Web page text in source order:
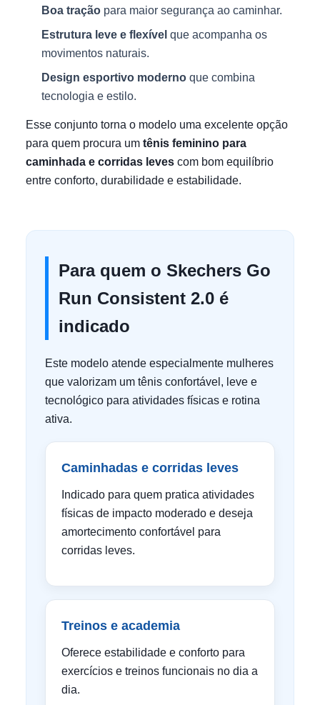
Boa tração para maior segurança ao caminhar.
Estrutura leve e flexível que acompanha os
movimentos naturais.
Design esportivo moderno que combina
tecnologia e estilo.
Esse conjunto torna o modelo uma excelente opção
para quem procura um tênis feminino para
caminhada e corridas leves com bom equilíbrio
entre conforto, durabilidade e estabilidade.
Para quem o Skechers Go
Run Consistent 2.0 é
indicado
Este modelo atende especialmente mulheres
que valorizam um tênis confortável, leve e
tecnológico para atividades físicas e rotina
ativa.
Caminhadas e corridas leves
Indicado para quem pratica atividades
físicas de impacto moderado e deseja
amortecimento confortável para
corridas leves.
Treinos e academia
Oferece estabilidade e conforto para
exercícios e treinos funcionais no dia a
dia.